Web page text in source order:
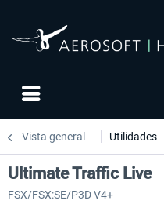
Vista general Utilidades
Ultimate Traffic Live
FSX/FSX:SE/P3D V4+